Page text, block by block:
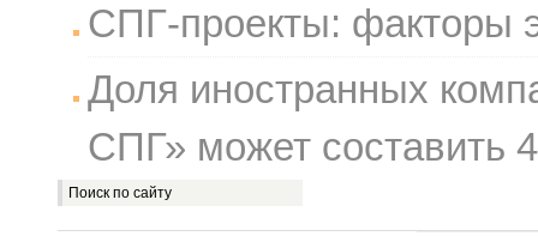
СПГ-проекты: факторы
Доля иностранных
СПГ» может составить